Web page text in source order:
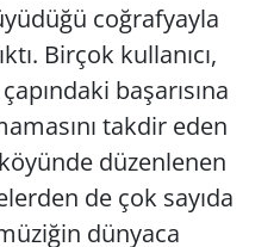
coğrafyayla
Birçok kullanıcı,
başarısına
takdir eden
düzenlenen
de çok sayıda
dünyaca